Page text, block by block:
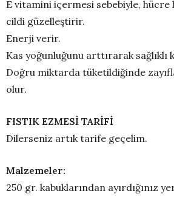
E vitamini içermesi sebebiyle, hücre
cildi güzelleştirir.
Enerji verir.
Kas yoğunluğunu arttırarak sağlıklı
Doğru miktarda tüketildiğinde
olur.
FISTIK EZMESİ TARİFİ
Dilerseniz artık tarife geçelim.
Malzemeler:
250 gr. kabuklarından ayırdığınız